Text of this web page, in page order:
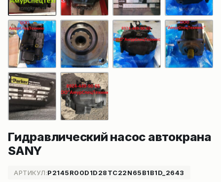
Гидравлический насос автокрана
SANY
АРТИКУЛ:P2145R00D1D28TC22N65B1B1D_2643